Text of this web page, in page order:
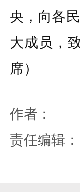
央，向各
大成员，
席）
作者：
责任编辑